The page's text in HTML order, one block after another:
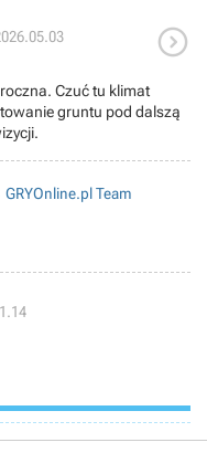
zabija nosiciela, a
Sporo
dzieje Inkwizycji
zabudowania są okropne
dialogowe dalej daje się
od graczy za epilog do
wciąga niż rozwlekłą

Czuć tu klimat
gruntu pod dalszą
GRYOnline.pl Team